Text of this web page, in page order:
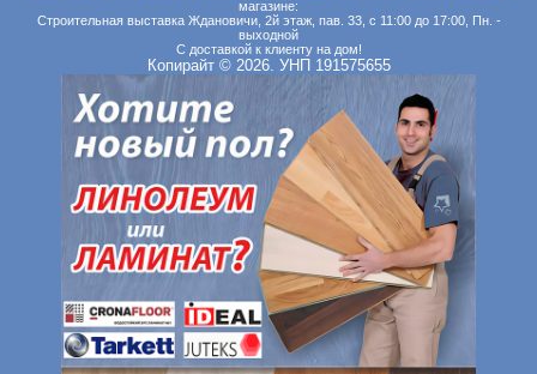
магазине:
Строительная выставка Ждановичи, 2й этаж, пав. 33, с 11:00 до 17:00, Пн. -
выходной
С доставкой к клиенту на дом!
Копирайт © 2026. УНП 191575655